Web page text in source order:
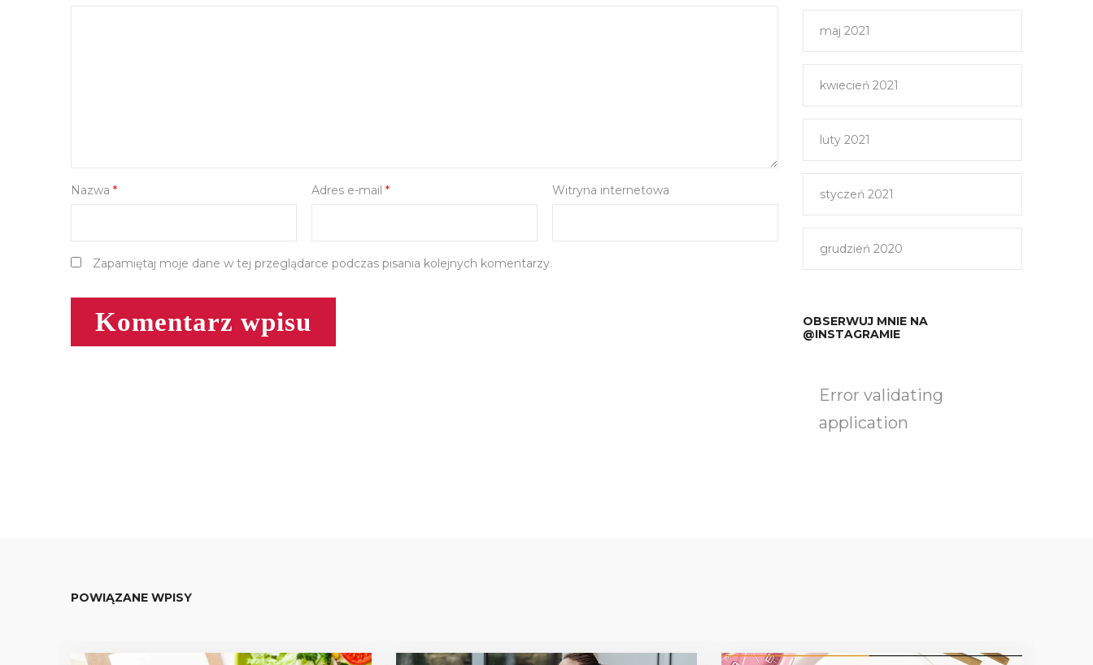
Nazwa * Adres e-mail * Witryna internetowa
Zapamiętaj moje dane w tej przeglądarce podczas pisania kolejnych komentarzy.
maj 2021
kwiecień 2021
luty 2021
styczeń 2021
grudzień 2020
OBSERWUJ MNIE NA
@INSTAGRAMIE
Error validating
application
POWIĄZANE WPISY